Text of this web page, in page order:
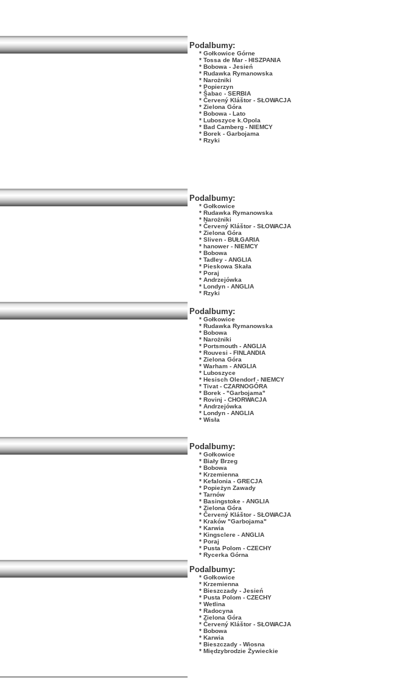
Podalbumy:
* Gołkowice Górne
* Tossa de Mar - HISZPANIA
* Bobowa - Jesień
* Rudawka Rymanowska
* Narożniki
* Popierzyn
* Šabac - SERBIA
* Červený Kláštor - SŁOWACJA
* Zielona Góra
* Bobowa - Lato
* Luboszyce k.Opola
* Bad Camberg - NIEMCY
* Borek - Garbojama
* Rzyki
Podalbumy:
* Gołkowice
* Rudawka Rymanowska
* Narożniki
* Červený Kláštor - SŁOWACJA
* Zielona Góra
* Sliven - BUŁGARIA
* hanower - NIEMCY
* Bobowa
* Tadley - ANGLIA
* Pieskowa Skała
* Poraj
* Andrzejówka
* Londyn - ANGLIA
* Rzyki
Podalbumy:
* Gołkowice
* Rudawka Rymanowska
* Bobowa
* Narożniki
* Portsmouth - ANGLIA
* Rouvesi - FINLANDIA
* Zielona Góra
* Warham - ANGLIA
* Luboszyce
* Hesisch Olendorf - NIEMCY
* Tivat - CZARNOGÓRA
* Borek - "Garbojama"
* Rovinj - CHORWACJA
* Andrzejówka
* Londyn - ANGLIA
* Wisła
Podalbumy:
* Gołkowice
* Biały Brzeg
* Bobowa
* Krzemienna
* Kefalonia - GRECJA
* Popieżyn Zawady
* Tarnów
* Basingstoke - ANGLIA
* Zielona Góra
* Červený Kláštor - SŁOWACJA
* Kraków "Garbojama"
* Karwia
* Kingsclere - ANGLIA
* Poraj
* Pusta Polom - CZECHY
* Rycerka Górna
Podalbumy:
* Gołkowice
* Krzemienna
* Bieszczady - Jesień
* Pusta Polom - CZECHY
* Wetlina
* Radocyna
* Zielona Góra
* Červený Kláštor - SŁOWACJA
* Bobowa
* Karwia
* Bieszczady - Wiosna
* Międzybrodzie Żywieckie